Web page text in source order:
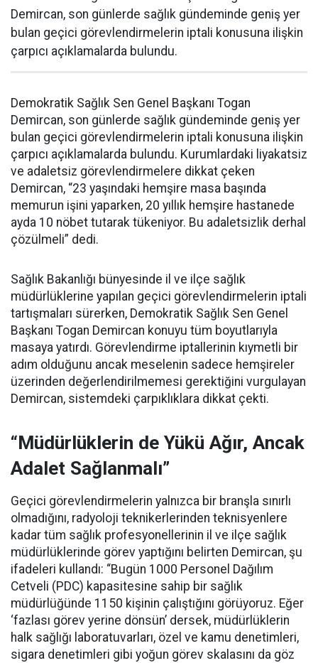
Demircan, son günlerde sağlık gündeminde geniş yer
bulan geçici görevlendirmelerin iptali konusuna ilişkin
çarpıcı açıklamalarda bulundu.
Demokratik Sağlık Sen Genel Başkanı Togan
Demircan, son günlerde sağlık gündeminde geniş yer
bulan geçici görevlendirmelerin iptali konusuna ilişkin
çarpıcı açıklamalarda bulundu. Kurumlardaki liyakatsiz
ve adaletsiz görevlendirmelere dikkat çeken
Demircan, “23 yaşındaki hemşire masa başında
memurun işini yaparken, 20 yıllık hemşire hastanede
ayda 10 nöbet tutarak tükeniyor. Bu adaletsizlik derhal
çözülmeli” dedi.
Sağlık Bakanlığı bünyesinde il ve ilçe sağlık
müdürlüklerine yapılan geçici görevlendirmelerin iptali
tartışmaları sürerken, Demokratik Sağlık Sen Genel
Başkanı Togan Demircan konuyu tüm boyutlarıyla
masaya yatırdı. Görevlendirme iptallerinin kıymetli bir
adım olduğunu ancak meselenin sadece hemşireler
üzerinden değerlendirilmemesi gerektiğini vurgulayan
Demircan, sistemdeki çarpıklıklara dikkat çekti.
“Müdürlüklerin de Yükü Ağır, Ancak
Adalet Sağlanmalı”
Geçici görevlendirmelerin yalnızca bir branşla sınırlı
olmadığını, radyoloji teknikerlerinden teknisyenlere
kadar tüm sağlık profesyonellerinin il ve ilçe sağlık
müdürlüklerinde görev yaptığını belirten Demircan, şu
ifadeleri kullandı: “Bugün 1000 Personel Dağılım
Cetveli (PDC) kapasitesine sahip bir sağlık
müdürlüğünde 1150 kişinin çalıştığını görüyoruz. Eğer
‘fazlası görev yerine dönsün’ dersek, müdürlüklerin
halk sağlığı laboratuvarları, özel ve kamu denetimleri,
sigara denetimleri gibi yoğun görev skalasını da göz